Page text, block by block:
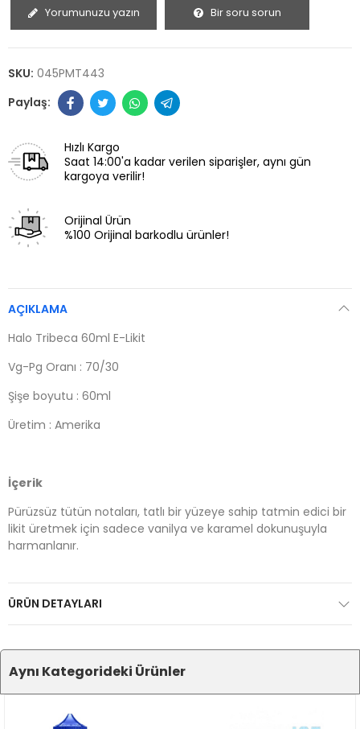
Yorumunuzu yazın Bir soru sorun
SKU: 045PMT443
Hızlı Kargo
Saat 14:00'a kadar verilen siparişler, aynı gün
kargoya verilir!
Orijinal Ürün
%100 Orijinal barkodlu ürünler!
AÇIKLAMA
Halo Tribeca 60ml E-Likit
Vg-Pg Oranı : 70/30
Şişe boyutu : 60ml
Üretim : Amerika
İçerik
Pürüzsüz tütün notaları, tatlı bir yüzeye sahip tatmin edici bir
likit üretmek için sadece vanilya ve karamel dokunuşuyla
harmanlanır.
ÜRÜN DETAYLARI
Aynı Kategorideki Ürünler